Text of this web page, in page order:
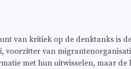
van kritiek op de denktanks is
van
met hun uitwisselen, maar